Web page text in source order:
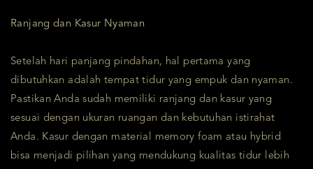
Ranjang dan Kasur Nyaman
Setelah hari panjang pindahan, hal pertama yang
dibutuhkan adalah tempat tidur yang empuk dan nyaman.
Pastikan Anda sudah memiliki ranjang dan kasur yang
sesuai dengan ukuran ruangan dan kebutuhan istirahat
Anda. Kasur dengan material memory foam atau hybrid
bisa menjadi pilihan yang mendukung kualitas tidur lebih